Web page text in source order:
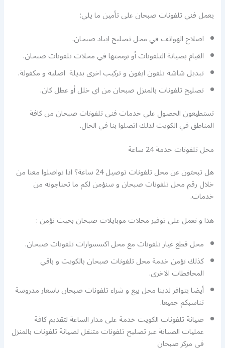
يعمل فني تلفونات صبحان على تأمين ما يلي:
اصلاح الهواتف في محل تصليح ايباد صبحان.
القيام بصيانة التلفونات أو برمجتها في محلات تلفونات صبحان.
تبديل شاشة تلفون ايفون و تركيب اخرى بديلة اصلية و مكفولة.
تصليح تلفونات بالمنزل صبحان من اي خلل أو عطل كان.
تستطيعون الحصول علي خدمات فني تلفونات صبحان من كافة
المناطق في الكويت لذلك اتصلوا بنا في الحال.
محل تلفونات خدمة 24 ساعة
هل تبحثون عن محل تلفونات توصيل 24 ساعة؟ اذا تواصلوا معنا من
خلال رقم محل تلفونات صبحان و سنؤمن لكم ما تحتاجونه من
خدمات.
هذا و نعمل على توفير محلات موبايلات صبحان بحيث نؤمن :
محل قطع غيار تلفونات مع محل اكسسوارات تلفونات صبحان.
كذلك نؤمن خدمة محل تلفونات صبحان بالكويت و باقي
المحافطات الاخرى.
أيضا يتوافر لدينا محل بيع و شراء تلفونات صبحان باسعار مدروسة
تناسبكم جميعا.
صيانة تلفونات الكويت خدمة على مدار الساعة لتقديم كافة
عمليات الصيانة عبر تصليح تلفونات متنقل لصيانة تلفونات بالمنزل
في مركز صبحان